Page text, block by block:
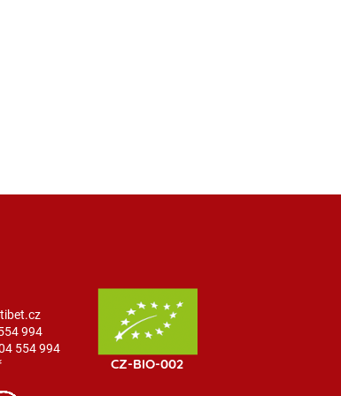
994
554 994